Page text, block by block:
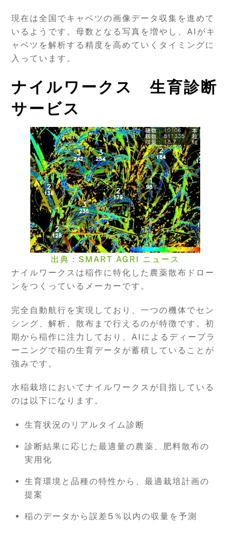
現在は全国でキャベツの画像データ収集を進めて
いるようです。母数となる写真を増やし、AIがキ
ャベツを解析する精度を高めていくタイミングに
入っています。
ナイルワークス 生育診断
サービス
出典：SMART AGRI ニュース
ナイルワークスは稲作に特化した農薬散布ドロー
ンをつくっているメーカーです。
完全自動航行を実現しており、一つの機体でセン
シング、解析、散布まで行えるのが特徴です。初
期から稲作に注力しており、AIによるディープラ
ーニングで稲の生育データが蓄積していることが
強みです。
水稲栽培においてナイルワークスが目指している
のは以下になります。
生育状況のリアルタイム診断
診断結果に応じた最適量の農薬、肥料散布の
実用化
生育環境と品種の特性から、最適栽培計画の
提案
稲のデータから誤差5％以内の収量を予測